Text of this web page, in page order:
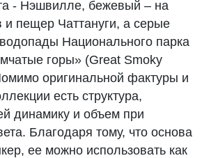
- Нэшвилле, бежевый – на
и пещер Чаттануги, а серые
Национального парка
горы» (Great Smoky
оригинальной фактуры и
есть структура,
динамику и объем при
Благодаря тому, что основа
ее можно использовать как